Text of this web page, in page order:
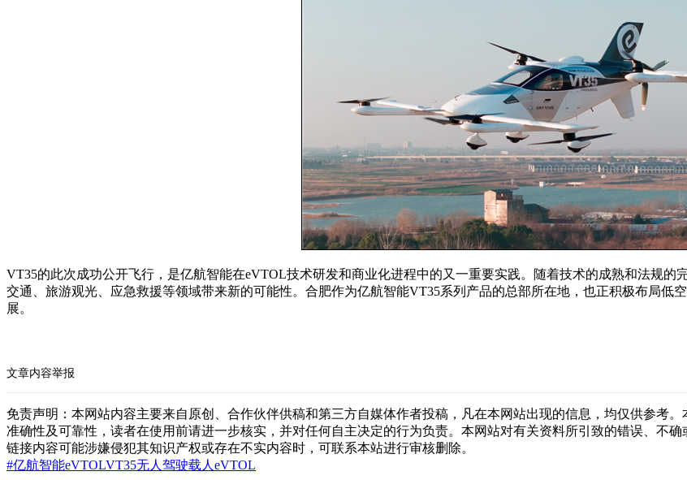
VT35的此次成功公开飞行，是亿航智能在eVTOL技术研发和商业化进程中的又一重要实践。随着技术的成熟和法规
交通、旅游观光、应急救援等领域带来新的可能性。合肥作为亿航智能VT35系列产品的总部所在地，也正积极布局低
展。
文章内容举报
免责声明：本网站内容主要来自原创、合作伙伴供稿和第三方自媒体作者投稿，凡在本网站出现的信息，均仅供参考
准确性及可靠性，读者在使用前请进一步核实，并对任何自主决定的行为负责。本网站对有关资料所引致的错误、不
链接内容可能涉嫌侵犯其知识产权或存在不实内容时，可联系本站进行审核删除。
#亿航智能eVTOLVT35无人驾驶载人eVTOL